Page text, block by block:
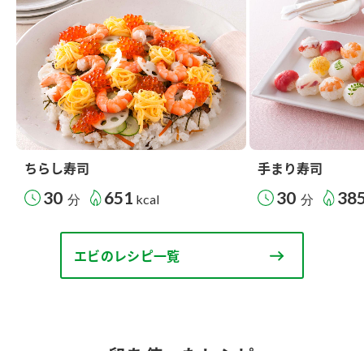
ちらし寿司
30 分 651 kcal
手まり寿司
30 分
エビのレシピ一覧